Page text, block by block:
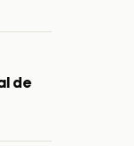
de